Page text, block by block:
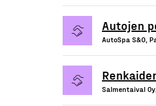
Autojen
AutoSpa S&O,
Salmentaival